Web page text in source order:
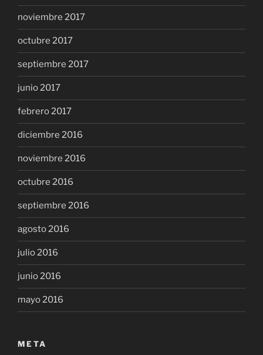
noviembre 2017
octubre 2017
septiembre 2017
junio 2017
febrero 2017
diciembre 2016
noviembre 2016
octubre 2016
septiembre 2016
agosto 2016
julio 2016
junio 2016
mayo 2016
META